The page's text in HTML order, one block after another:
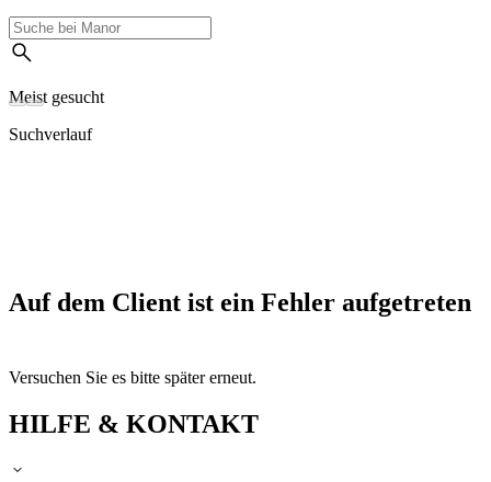
Meist gesucht
Suchverlauf
Auf dem Client ist ein Fehler aufgetreten
Versuchen Sie es bitte später erneut.
HILFE & KONTAKT